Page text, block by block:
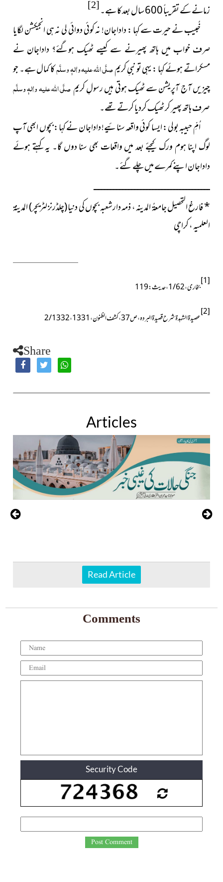
زمانے کے تقریباً 600 سال بعد کا ہے۔
[2]
خُبیب نے حیرت سے کہا : داداجان! نہ کوئی دوائی لی نہ ہی انجیکشن لگایا
صرف خواب میں ہاتھ پھیرنے سے کیسے ٹھیک ہوگئے؟ داداجان نے
مسکراتے ہوئے کہا : یہی تو نبیِ کریمصلَّی اللہ علیہ واٰلہٖ وسلَّمکا کمال ہے۔ جو
چیزیں آج آپریشن سے ٹھیک ہوتی ہیں رسولِ کریمصلَّی اللہ علیہ واٰلہٖ وسلَّم
صرف ہاتھ پھیر کر ٹھیک کردیا کرتے تھے۔
اُمِّ حبیبہ بولی : ایسا کوئی واقعہ سنائیے! داداجان نے کہا : بچوں ابھی آپ
لوگ اپنا ہوم ورک کیجئے بعد میں واقعات بھی سنا دوں گا۔ یہ کہتے ہوئے
داداجان اپنے کمرے میں چلے گئے۔
ــــــــــــــــــــــــــــــــــــــــــــــــــــــــــــــــــــــــــــــ
*فارغ التحصیل جامعۃُ المدینہ ،ذمہ دارشعبہ بچوں کی دنیا (چلڈرنز لٹریچر) المدینۃ
العلمیہ ، کراچی
[1] بخاری، 1/62، حدیث:119
[2] عصیدۃ الشہدۃ شرح قصیدۃ البردہ،ص37، کشف الظنون،2/1332،1331
Share
Articles
Read Article
Comments
Security Code
Post Comment